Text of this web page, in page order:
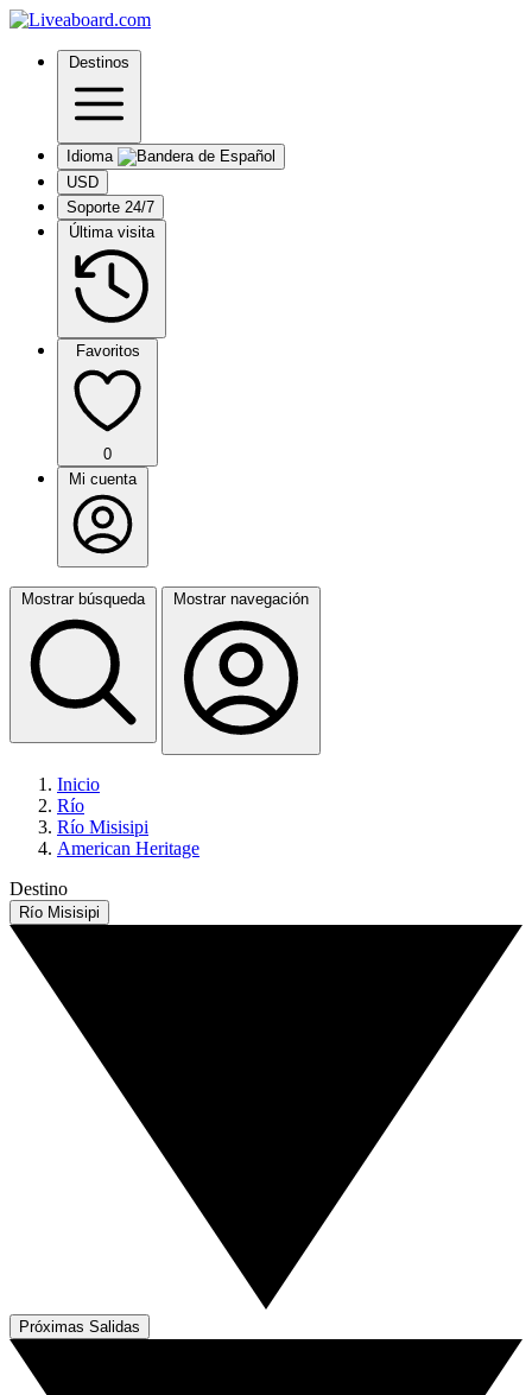
Destinos
Idioma
USD
Soporte 24/7
Última visita
Favoritos
0
Mi cuenta
Mostrar búsqueda Mostrar navegación
Inicio
Río
Río Misisipi
American Heritage
Destino
Río Misisipi
Próximas Salidas